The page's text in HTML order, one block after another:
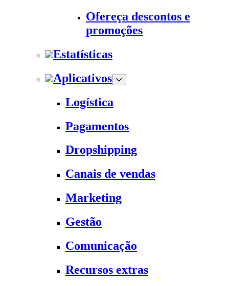
Ofereça descontos e
promoções
Estatísticas
Aplicativos
Logística
Pagamentos
Dropshipping
Canais de vendas
Marketing
Gestão
Comunicação
Recursos extras